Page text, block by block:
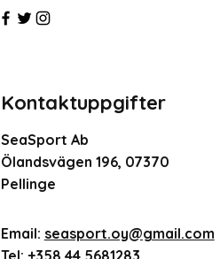
Kontaktuppgifter
SeaSport Ab
Ölandsvägen 196, 07370
Pellinge
Email: seasport.oy@gmail.com
Tel: +358 44 5681283